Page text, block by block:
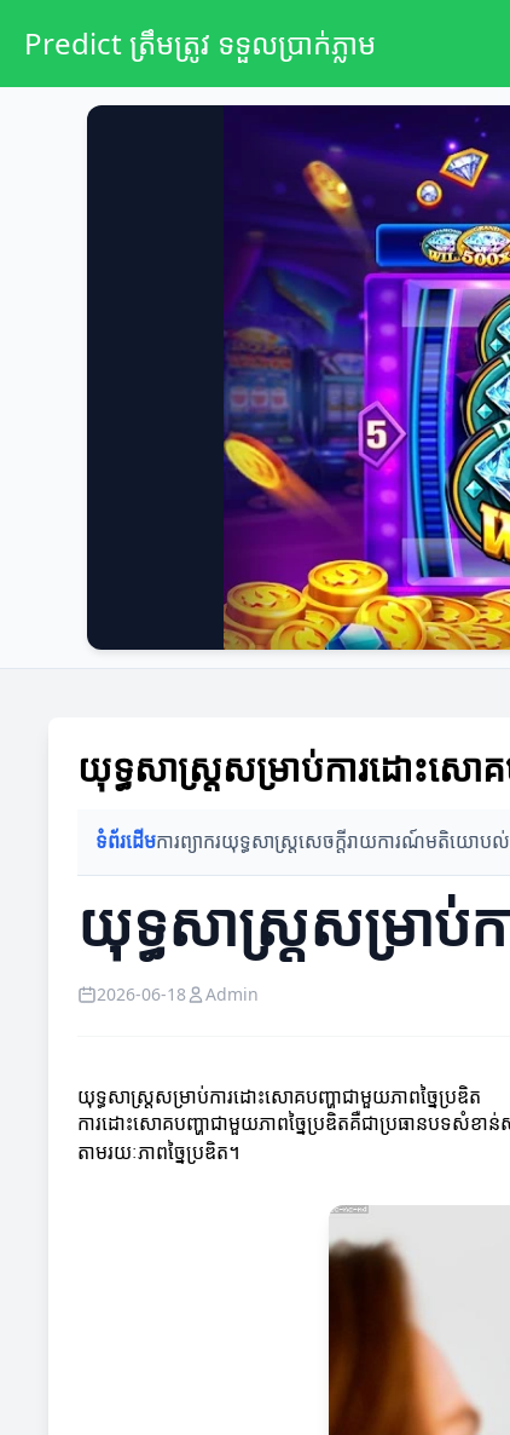
Predict ត្រឹមត្រូវ ទទួលប្រាក់ភ្លាម
យុទ្ធសាស្ត្រសម្រាប់ការដោះសោ
ទំព័រដើមការព្យាករយុទ្ធសាស្ត្រសេចក្តីរាយការណ៍មតិយោបល់
យុទ្ធសាស្ត្រសម្រាប់
2026-06-18 Admin
យុទ្ធសាស្ត្រសម្រាប់ការដោះសោគបញ្ហាជាមួយភាពច្នៃប្រឌិត
ការដោះសោគបញ្ហាជាមួយភាពច្នៃប្រឌិតគឺជាប្រធានបទសំខា
តាមរយៈភាពច្នៃប្រឌិត។